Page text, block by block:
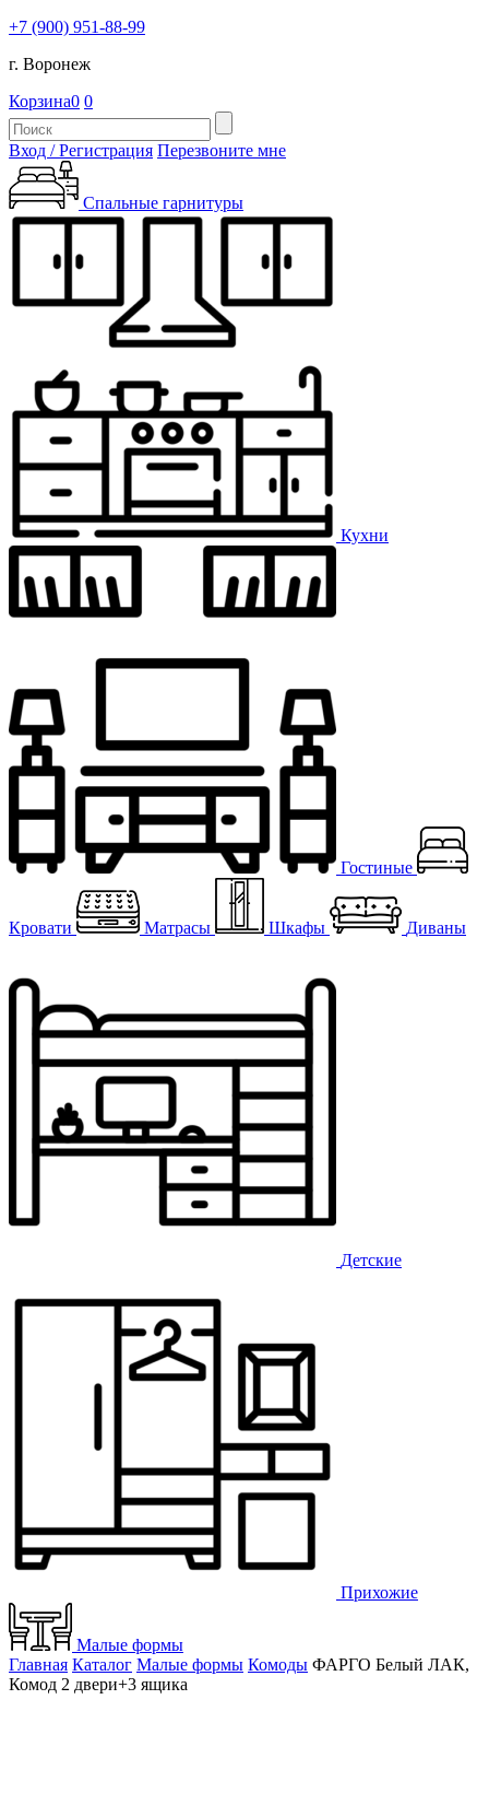
+7 (900) 951-88-99
г. Воронеж
Корзина0 0
Вход / Регистрация Перезвоните мне
Спальные гарнитуры
Кухни
Гостиные
Кровати Матрасы Шкафы Диваны
Детские
Прихожие
Малые формы
Главная Каталог Малые формы Комоды ФАРГО Белый ЛАК,
Комод 2 двери+3 ящика